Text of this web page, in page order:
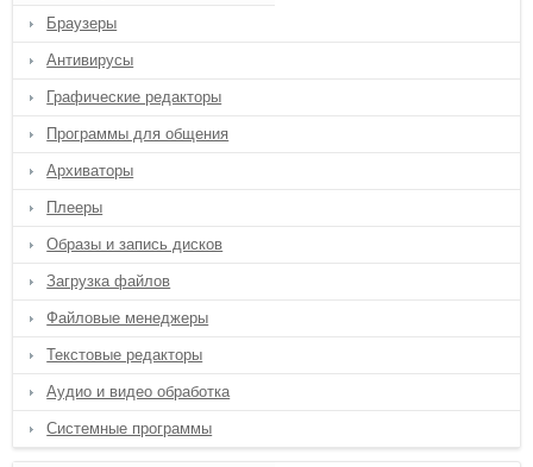
Браузеры
Антивирусы
Графические редакторы
Программы для общения
Архиваторы
Плееры
Образы и запись дисков
Загрузка файлов
Файловые менеджеры
Текстовые редакторы
Аудио и видео обработка
Системные программы